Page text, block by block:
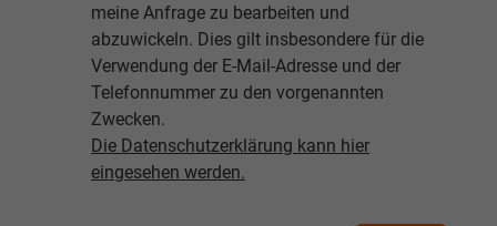
meine Anfrage zu bearbeiten und
abzuwickeln. Dies gilt insbesondere für die
Verwendung der E-Mail-Adresse und der
Telefonnummer zu den vorgenannten
Zwecken.
Die Datenschutzerklärung kann hier
eingesehen werden.